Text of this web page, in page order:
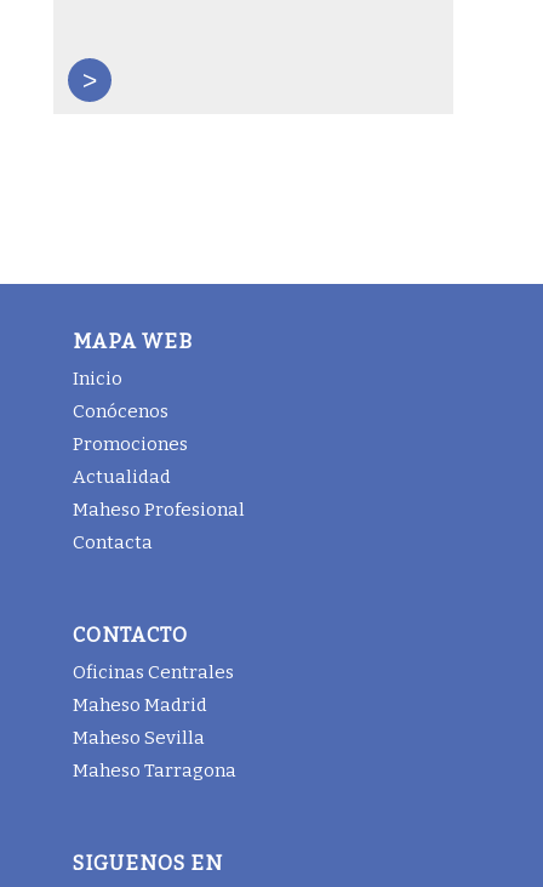
>
MAPA WEB
Inicio
Conócenos
Promociones
Actualidad
Maheso Profesional
Contacta
CONTACTO
Oficinas Centrales
Maheso Madrid
Maheso Sevilla
Maheso Tarragona
SIGUENOS EN